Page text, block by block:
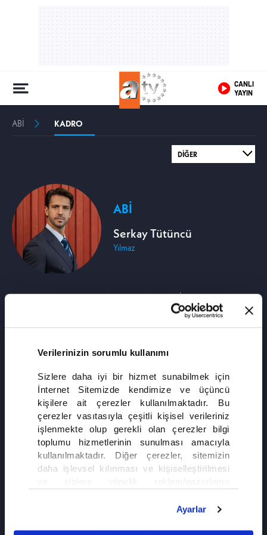
Verilerinizin sorumlu kullanımı
Sizlere daha iyi bir hizmet sunabilmek için
İnternet Sitemizde kendimize ve üçüncü
kişilere ait çerezler kullanılmaktadır. Bu
çerezler vasıtasıyla çeşitli kişisel verileriniz
işlenmekte olup gerekli olan çerezler bilgi
toplumu hizmetlerinin sunulması amacıyla
kullanılmaktadır. Diğer çerezler, sitemizin
daha işlevsel kılınması ve kişiselleştirilmesi
olarak açık rızanız dahilinde kullanılacaktır.
Ayarlar
CANLI
YAYIN
ABİ KADRO
ABİ
Serkay Tütüncü
Yılmaz
Hancıoğlu ailesinin resmi avukatı ve aile dostudur. İşini iyi yapan, Tahir'in
uzun yıllardır yanında olan sadık adamı. Ailenin kara kutusudur.
OYUNCULAR